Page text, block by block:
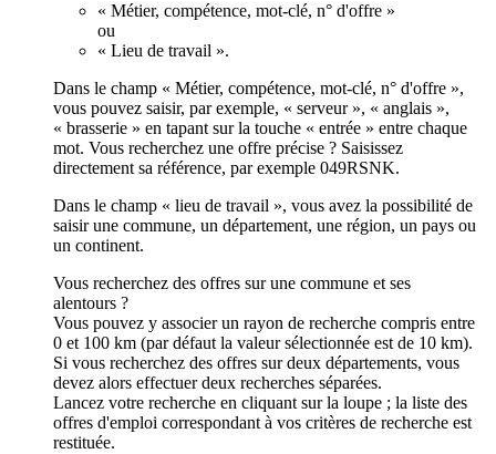
« Métier, compétence, mot-clé, n° d'offre »
ou
« Lieu de travail ».
Dans le champ « Métier, compétence, mot-clé, n° d'offre »,
vous pouvez saisir, par exemple, « serveur », « anglais »,
« brasserie » en tapant sur la touche « entrée » entre chaque
mot. Vous recherchez une offre précise ? Saisissez
directement sa référence, par exemple 049RSNK.
Dans le champ « lieu de travail », vous avez la possibilité de
saisir une commune, un département, une région, un pays ou
un continent.
Vous recherchez des offres sur une commune et ses
alentours ?
Vous pouvez y associer un rayon de recherche compris entre
0 et 100 km (par défaut la valeur sélectionnée est de 10 km).
Si vous recherchez des offres sur deux départements, vous
devez alors effectuer deux recherches séparées.
Lancez votre recherche en cliquant sur la loupe ; la liste des
offres d'emploi correspondant à vos critères de recherche est
restituée.